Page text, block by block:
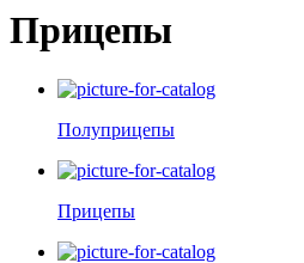
Прицепы
Полуприцепы
Прицепы